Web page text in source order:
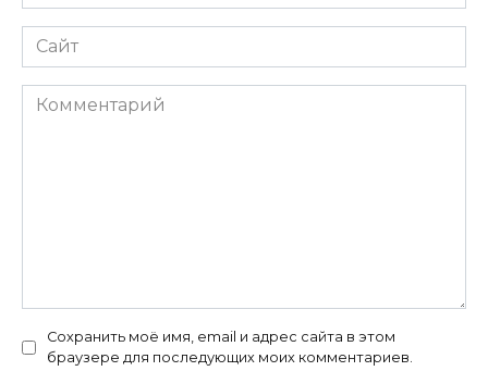
Сайт
Комментарий
Сохранить моё имя, email и адрес сайта в этом
браузере для последующих моих комментариев.